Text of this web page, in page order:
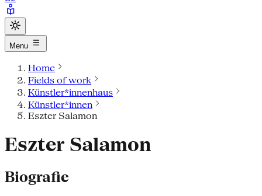
Menu
Home
Fields of work
Künstler*innenhaus
Künstler*innen
Eszter Salamon
Eszter Salamon
Biografie